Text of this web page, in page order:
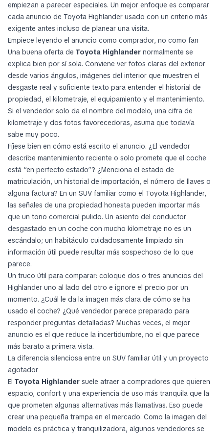
empiezan a parecer especiales. Un mejor enfoque es comparar
cada anuncio de Toyota Highlander usado con un criterio más
exigente antes incluso de planear una visita.
Empiece leyendo el anuncio como comprador, no como fan
Una buena oferta de Toyota Highlander normalmente se
explica bien por sí sola. Conviene ver fotos claras del exterior
desde varios ángulos, imágenes del interior que muestren el
desgaste real y suficiente texto para entender el historial de
propiedad, el kilometraje, el equipamiento y el mantenimiento.
Si el vendedor solo da el nombre del modelo, una cifra de
kilometraje y dos fotos favorecedoras, asuma que todavía
sabe muy poco.
Fíjese bien en cómo está escrito el anuncio. ¿El vendedor
describe mantenimiento reciente o solo promete que el coche
está “en perfecto estado”? ¿Menciona el estado de
matriculación, un historial de importación, el número de llaves o
alguna factura? En un SUV familiar como el Toyota Highlander,
las señales de una propiedad honesta pueden importar más
que un tono comercial pulido. Un asiento del conductor
desgastado en un coche con mucho kilometraje no es un
escándalo; un habitáculo cuidadosamente limpiado sin
información útil puede resultar más sospechoso de lo que
parece.
Un truco útil para comparar: coloque dos o tres anuncios del
Highlander uno al lado del otro e ignore el precio por un
momento. ¿Cuál le da la imagen más clara de cómo se ha
usado el coche? ¿Qué vendedor parece preparado para
responder preguntas detalladas? Muchas veces, el mejor
anuncio es el que reduce la incertidumbre, no el que parece
más barato a primera vista.
La diferencia silenciosa entre un SUV familiar útil y un proyecto
agotador
El Toyota Highlander suele atraer a compradores que quieren
espacio, confort y una experiencia de uso más tranquila que la
que prometen algunas alternativas más llamativas. Eso puede
crear una pequeña trampa en el mercado. Como la imagen del
modelo es práctica y tranquilizadora, algunos vendedores se